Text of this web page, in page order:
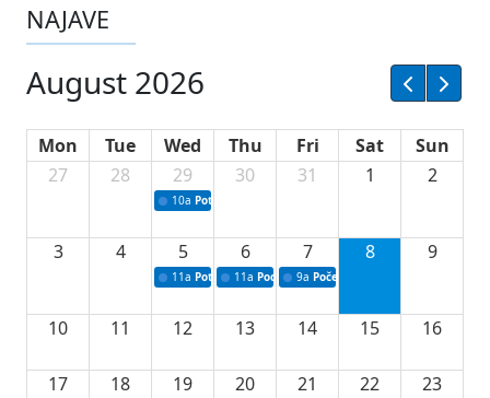
NAJAVE
August 2026
Mon Tue Wed Thu Fri Sat
Sun
27
28 29
10a Potpisivanje ugovora sa neprofitnim
30 31 1 2
3 4 5
11a Potpisivanje ugovora o stipendijama za
6
11a Podrška razvoju vodne infrastrukture u
7
9a Početak izgradnje nove
8 9
10 11 12 13 14 15 16
17 18 19 20 21 22 23